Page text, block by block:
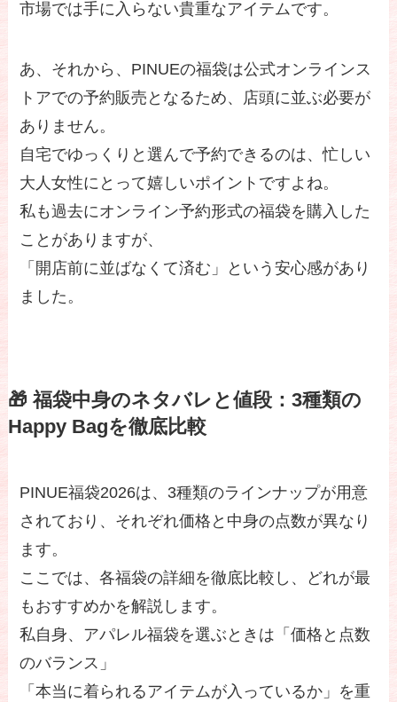
市場では手に入らない貴重なアイテムです。
あ、それから、PINUEの福袋は公式オンラインス
トアでの予約販売となるため、店頭に並ぶ必要が
ありません。
自宅でゆっくりと選んで予約できるのは、忙しい
大人女性にとって嬉しいポイントですよね。
私も過去にオンライン予約形式の福袋を購入した
ことがありますが、
「開店前に並ばなくて済む」という安心感があり
ました。
🎁 福袋中身のネタバレと値段：3種類の
Happy Bagを徹底比較
PINUE福袋2026は、3種類のラインナップが用意
されており、それぞれ価格と中身の点数が異なり
ます。
ここでは、各福袋の詳細を徹底比較し、どれが最
もおすすめかを解説します。
私自身、アパレル福袋を選ぶときは「価格と点数
のバランス」
「本当に着られるアイテムが入っているか」を重